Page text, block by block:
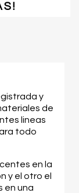
y
de
lineas
todo
en la
y el otro el
en una